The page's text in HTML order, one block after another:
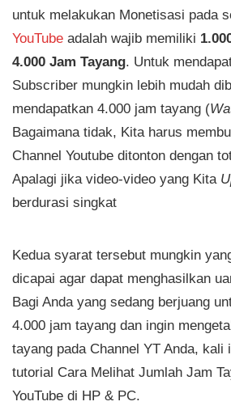
untuk melakukan Monetisasi pada
YouTube adalah wajib memiliki
4.000 Jam Tayang. Untuk
Subscriber mungkin lebih mudah
mendapatkan 4.000 jam tayang (
Bagaimana tidak, Kita harus
Channel Youtube ditonton dengan
Apalagi jika video-video yang Kita
berdurasi singkat
Kedua syarat tersebut mungkin
dicapai agar dapat menghasilkan
Bagi Anda yang sedang berjuang
4.000 jam tayang dan ingin
tayang pada Channel YT Anda, kali
tutorial Cara Melihat Jumlah Jam
YouTube di HP & PC.